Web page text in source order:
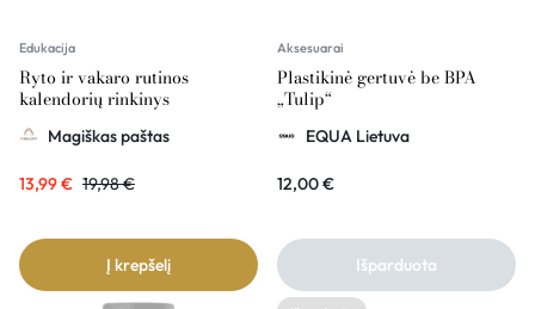
Edukacija
Ryto ir vakaro rutinos
kalendorių rinkinys
Magiškas paštas
13,99€ 19,98€
Į krepšelį
Aksesuarai
Plastikinė gertuvė be BPA
„Tulip“
EQUA Lietuva
12,00€
Išparduota